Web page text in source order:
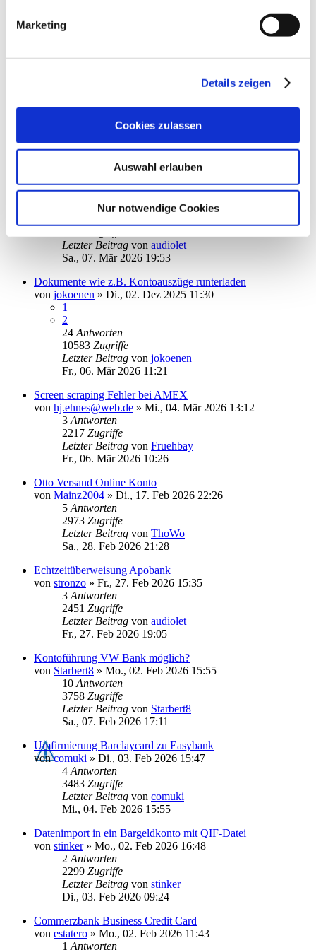
Marketing
Details zeigen
Cookies zulassen
Auswahl erlauben
Nur notwendige Cookies
ApoBank online ausblenden - geht das?
vonGWeidt
1683Zugriffe
Abholung ING-Diba Postfach
Do., 05. Mär 2026 14:33
Antworten
4080Zugriffe
Di., 10. Mär 2026 10:11
Depot Volksbank Berlin
Hanno Ferahner»Sa., 07. Mär 2026 11:15
Letzter Beitrag von audiolet
Sa., 07. Mär 2026 19:53
Dokumente wie z.B. Kontoauszüge runterladen
von jokoenen » Di., 02. Dez 2025 11:30
1
2
24 Antworten
10583 Zugriffe
Letzter Beitrag von jokoenen
Fr., 06. Mär 2026 11:21
Screen scraping Fehler bei AMEX
von hj.ehnes@web.de » Mi., 04. Mär 2026 13:12
3 Antworten
2217 Zugriffe
Letzter Beitrag von Fruehbay
Fr., 06. Mär 2026 10:26
Otto Versand Online Konto
von Mainz2004 » Di., 17. Feb 2026 22:26
5 Antworten
2973 Zugriffe
Letzter Beitrag von ThoWo
Sa., 28. Feb 2026 21:28
Echtzeitüberweisung Apobank
von stronzo » Fr., 27. Feb 2026 15:35
3 Antworten
2451 Zugriffe
Letzter Beitrag von audiolet
Fr., 27. Feb 2026 19:05
Kontoführung VW Bank möglich?
von Starbert8 » Mo., 02. Feb 2026 15:55
10 Antworten
3758 Zugriffe
Letzter Beitrag von Starbert8
Sa., 07. Feb 2026 17:11
Umfirmierung Barclaycard zu Easybank
voncomuki » Di., 03. Feb 2026 15:47
4 Antworten
3483 Zugriffe
Letzter Beitrag von comuki
Mi., 04. Feb 2026 15:55
Datenimport in ein Bargeldkonto mit QIF-Datei
von stinker» Mo., 02. Feb 2026 16:48
2 Antworten
2299 Zugriffe
Letzter Beitrag von stinker
Di., 03. Feb 2026 09:24
Commerzbank Business Credit Card
von estatero » Mo., 02. Feb 2026 11:43
1 Antworten